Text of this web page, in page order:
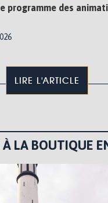
programme des
LIRE L'ARTICLE
À LA BOUTIQUE